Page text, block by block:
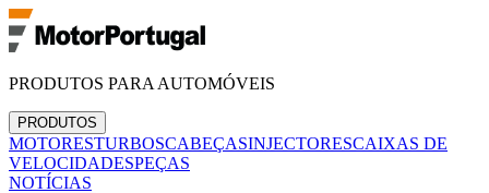
PRODUTOS PARA AUTOMÓVEIS
PRODUTOS
MOTORESTURBOSCABEÇASINJECTORESCAIXAS DE
VELOCIDADESPEÇAS
NOTÍCIAS